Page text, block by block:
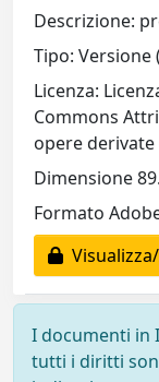
Descrizione:
Tipo: Versione
Licenza:
Commons
opere derivate
Dimensione
Formato
I documenti in
tutti i diritti